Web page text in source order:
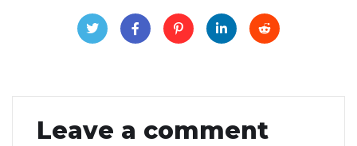
Leave a comment